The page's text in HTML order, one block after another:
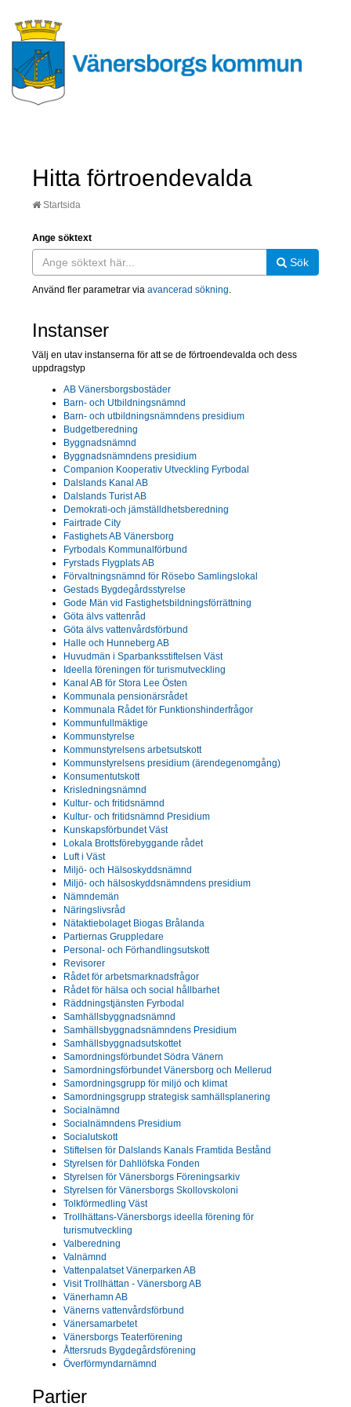
Hitta förtroendevalda
Startsida
Ange söktext
Sök
Använd fler parametrar via avancerad sökning.
Instanser
Välj en utav instanserna för att se de förtroendevalda och dess
uppdragstyp
AB Vänersborgsbostäder
Barn- och Utbildningsnämnd
Barn- och utbildningsnämndens presidium
Budgetberedning
Byggnadsnämnd
Byggnadsnämndens presidium
Companion Kooperativ Utveckling Fyrbodal
Dalslands Kanal AB
Dalslands Turist AB
Demokrati-och jämställdhetsberedning
Fairtrade City
Fastighets AB Vänersborg
Fyrbodals Kommunalförbund
Fyrstads Flygplats AB
Förvaltningsnämnd för Rösebo Samlingslokal
Gestads Bygdegårdsstyrelse
Gode Män vid Fastighetsbildningsförrättning
Göta älvs vattenråd
Göta älvs vattenvårdsförbund
Halle och Hunneberg AB
Huvudmän i Sparbanksstiftelsen Väst
Ideella föreningen för turismutveckling
Kanal AB för Stora Lee Östen
Kommunala pensionärsrådet
Kommunala Rådet för Funktionshinderfrågor
Kommunfullmäktige
Kommunstyrelse
Kommunstyrelsens arbetsutskott
Kommunstyrelsens presidium (ärendegenomgång)
Konsumentutskott
Krisledningsnämnd
Kultur- och fritidsnämnd
Kultur- och fritidsnämnd Presidium
Kunskapsförbundet Väst
Lokala Brottsförebyggande rådet
Luft i Väst
Miljö- och Hälsoskyddsnämnd
Miljö- och hälsoskyddsnämndens presidium
Nämndemän
Näringslivsråd
Nätaktiebolaget Biogas Brålanda
Partiernas Gruppledare
Personal- och Förhandlingsutskott
Revisorer
Rådet för arbetsmarknadsfrågor
Rådet för hälsa och social hållbarhet
Räddningstjänsten Fyrbodal
Samhällsbyggnadsnämnd
Samhällsbyggnadsnämndens Presidium
Samhällsbyggnadsutskottet
Samordningsförbundet Södra Vänern
Samordningsförbundet Vänersborg och Mellerud
Samordningsgrupp för miljö och klimat
Samordningsgrupp strategisk samhällsplanering
Socialnämnd
Socialnämndens Presidium
Socialutskott
Stiftelsen för Dalslands Kanals Framtida Bestånd
Styrelsen för Dahllöfska Fonden
Styrelsen för Vänersborgs Föreningsarkiv
Styrelsen för Vänersborgs Skollovskoloni
Tolkförmedling Väst
Trollhättans-Vänersborgs ideella förening för
turismutveckling
Valberedning
Valnämnd
Vattenpalatset Vänerparken AB
Visit Trollhättan - Vänersborg AB
Vänerhamn AB
Vänerns vattenvårdsförbund
Vänersamarbetet
Vänersborgs Teaterförening
Åttersruds Bygdegårdsförening
Överförmyndarnämnd
Partier